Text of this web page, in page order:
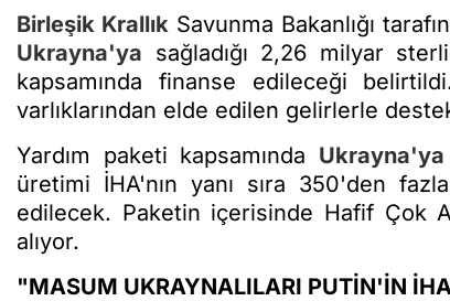
Birleşik Krallık Savunma Bakanlığı
Ukrayna'ya sağladığı 2,26 milyar
kapsamında finanse edileceği
varlıklarından elde edilen gelirlerle
Yardım paketi kapsamında Ukrayna'ya
üretimi İHA'nın yanı sıra 350'den
edilecek. Paketin içerisinde Hafif Çok
alıyor.
"MASUM UKRAYNALILARI PUTİN'İN